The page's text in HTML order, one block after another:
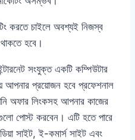
করতে চাইলে অবশ্যই নিজস্ব
হবে।
সংযুক্ত একটি কম্পিউটার
আপনার প্রয়োজন হবে প্রফেশনাল
অফার লিংকসহ আপনার কাজের
পোস্ট করবেন। এটি হতে পারে
সাইট, ই-কমার্স সাইট এবং